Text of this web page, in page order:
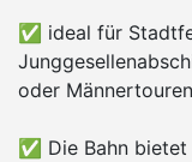
✅ ideal für
oder Männertouren
✅ Die Bahn